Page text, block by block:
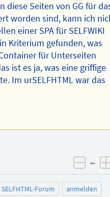
diese Seiten von GG für
worden sind, kann ich
einer SPA für SELFWIKI
Kriterium gefunden, was
für Unterseiten
ist es ja, was eine griffige
Im urSELFHTML war das
–
SELFHTML-Forum
anmelden